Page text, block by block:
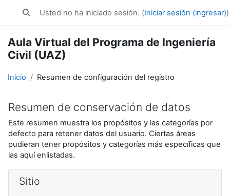
aula_virtual_civil
Activar o desactivar entrada de búsqueda
Usted no ha iniciado sesión. (Iniciar sesión (ingresar))
Aula Virtual del Programa de Ingeniería
Civil (UAZ)
Inicio Resumen de configuración del registro
Resumen de conservación de datos
Este resumen muestra los propósitos y las categorías por
defecto para retener datos del usuario. Ciertas áreas
pudieran tener propósitos y categorías más específicas que
las aquí enlistadas.
Sitio